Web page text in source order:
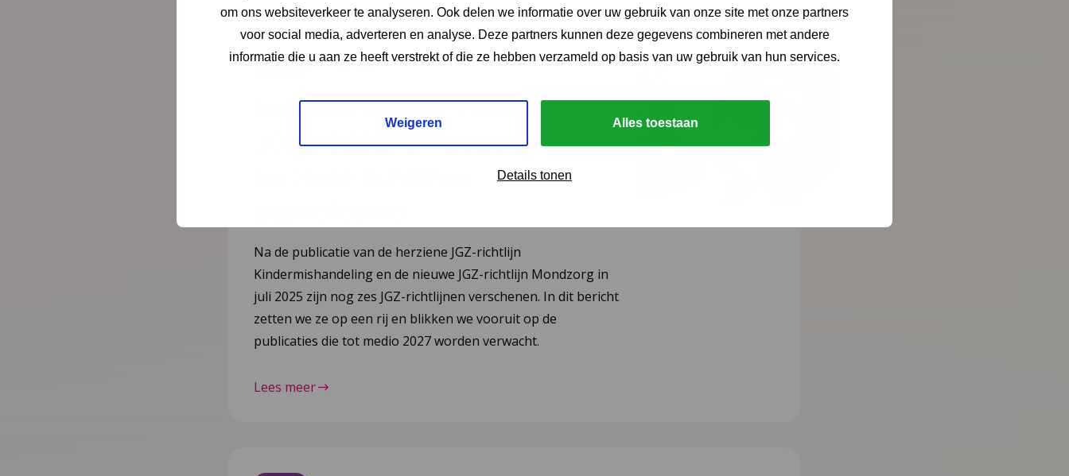
om ons websiteverkeer te analyseren. Ook delen we informatie over uw gebruik van onze site met onze partners
voor social media, adverteren en analyse. Deze partners kunnen deze gegevens combineren met andere
informatie die u aan ze heeft verstrekt of die ze hebben verzameld op basis van uw gebruik van hun services.
Weigeren Alles toestaan
Details tonen
Vernieuwing JGZ-richtlijnen
2023–2026: 8 nieuwe en
Na de publicatie van de herziene JGZ-richtlijn
Kindermishandeling en de nieuwe JGZ-richtlijn Mondzorg in
juli 2025 zijn nog zes JGZ-richtlijnen verschenen. In dit bericht
zetten we ze op een rij en blikken we vooruit op de
publicaties die tot medio 2027 worden verwacht.
Lees meer